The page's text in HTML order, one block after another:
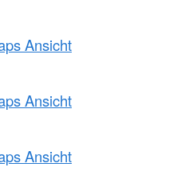
Ansicht
Ansicht
Ansicht